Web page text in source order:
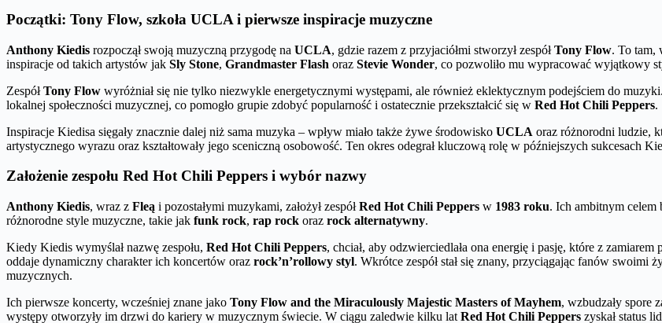
Początki: Tony Flow, szkoła UCLA i pierwsze inspiracje muzyczne
Anthony Kiedis rozpoczął swoją muzyczną przygodę na UCLA, gdzie razem z przyjaciółmi stworzył zespółTony Flow. To tam,
inspiracje od takich artystów jak Sly Stone, Grandmaster Flash oraz Stevie Wonder, co pozwoliło mu wypracować wyjątkowy
ZespółTony Flow wyróżniał się nie tylko niezwykle energetycznymi występami, ale również eklektycznym podejściem do
lokalnej społeczności muzycznej, co pomogło grupie zdobyć popularność i ostatecznie przekształcić się w Red Hot Chili Peppers.
Inspiracje Kiedisa sięgały znacznie dalej niż sama muzyka – wpływ miało także żywe środowisko UCLA oraz różnorodni ludzie,
artystycznego wyrazu oraz kształtowały jego sceniczną osobowość. Ten okres odegrał kluczową rolę w późniejszych sukcesach
Założenie zespołu Red Hot Chili Peppers i wybór nazwy
Anthony Kiedis, wraz z Fleą i pozostałymi muzykami, założył zespółRed Hot Chili Peppers w 1983 roku. Ich ambitnym celem
różnorodne style muzyczne, takie jak funk rock, rap rock oraz rock alternatywny.
Kiedy Kiedis wymyślał nazwę zespołu, Red Hot Chili Peppers, chciał, aby odzwierciedlała ona energię i pasję, które z
oddaje dynamiczny charakter ich koncertów oraz rock’n’rollowy styl. Wkrótce zespół stał się znany, przyciągając fanów
muzycznych.
Ich pierwsze koncerty, wcześniej znane jako Tony Flow and the Miraculously Majestic Masters of Mayhem, wzbudzały spore
występy otworzyły im drzwi do kariery w muzycznym świecie. W ciągu zaledwie kilku lat Red Hot Chili Peppers zyskał status